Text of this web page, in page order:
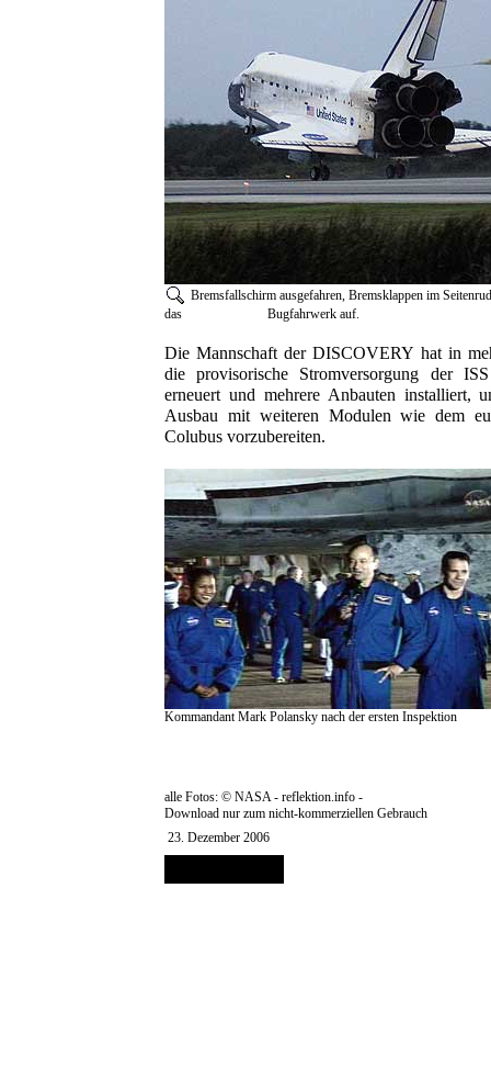
Bremsfallschirm ausgefahren, Bremsklappen im
das Bugfahrwerk auf.
Die Mannschaft der DISCOVERY hat in
die provisorische Stromversorgung der ISS
erneuert und mehrere Anbauten installiert,
Ausbau mit weiteren Modulen wie dem
Colubus vorzubereiten.
Kommandant Mark Polansky nach der ersten Inspektion
alle Fotos: © NASA - reflektion.info -
Download nur zum nicht-kommerziellen Gebrauch
23. Dezember 2006